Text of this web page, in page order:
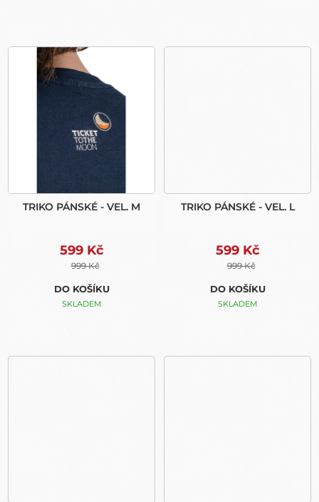
TRIKO PÁNSKÉ - VEL. M
599 Kč
999 Kč
DO KOŠÍKU
SKLADEM
TRIKO PÁNSKÉ - VEL. L
599 Kč
999 Kč
DO KOŠÍKU
SKLADEM